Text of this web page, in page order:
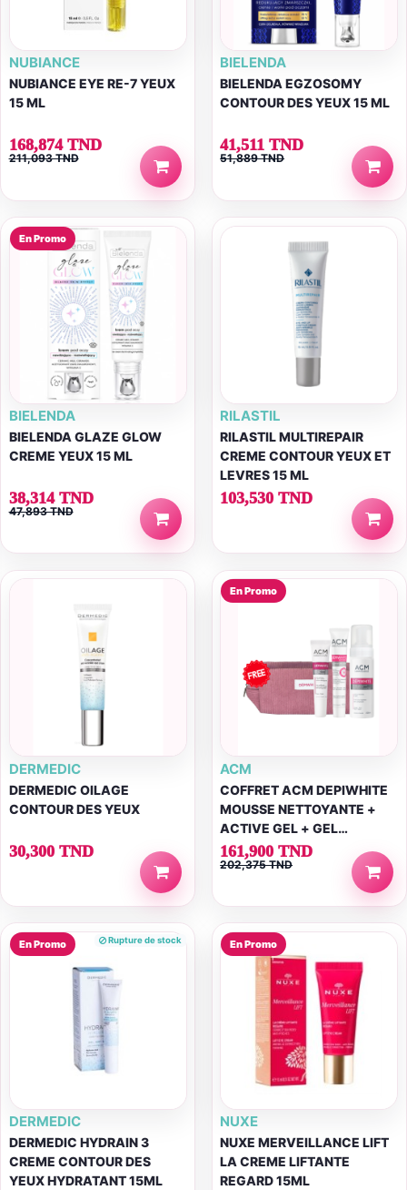
NUBIANCE
NUBIANCE EYE RE-7 YEUX
15 ML
168,874 TND
211,093 TND
BIELENDA
BIELENDA EGZOSOMY
CONTOUR DES YEUX 15 ML
41,511 TND
51,889 TND
En Promo
BIELENDA
BIELENDA GLAZE GLOW
CREME YEUX 15 ML
38,314 TND
47,893 TND
RILASTIL
RILASTIL MULTIREPAIR
CREME CONTOUR YEUX ET
LEVRES 15 ML
103,530 TND
DERMEDIC
DERMEDIC OILAGE
CONTOUR DES YEUX
30,300 TND
En Promo
ACM
COFFRET ACM DEPIWHITE
MOUSSE NETTOYANTE +
ACTIVE GEL + GEL
CONTOUR DES YEUX +
(TROUSSE...
161,900 TND
202,375 TND
En Promo Rupture de stock
DERMEDIC
DERMEDIC HYDRAIN 3
CREME CONTOUR DES
YEUX HYDRATANT 15ML
En Promo
NUXE
NUXE MERVEILLANCE LIFT
LA CREME LIFTANTE
REGARD 15ML